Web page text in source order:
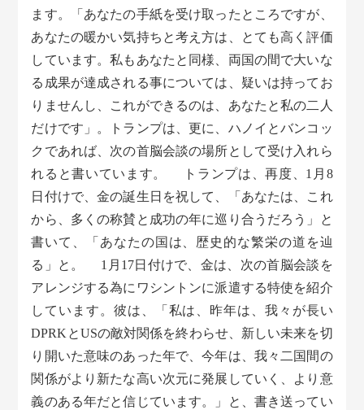
ます。「あなたの手紙を受け取ったところですが、
あなたの暖かい気持ちと考え方は、とても高く評価
しています。私もあなたと同様、両国の間で大いな
る成果が達成される事については、疑いは持ってお
りませんし、これができるのは、あなたと私の二人
だけです」。トランプは、更に、ハノイとバンコッ
クであれば、次の首脳会談の場所として受け入れら
れると書いています。 トランプは、再度、1月8
日付けで、金の誕生日を祝して、「あなたは、これ
から、多くの称賛と成功の年に巡り合うだろう」と
書いて、「あなたの国は、歴史的な繁栄の道を辿
る」と。 1月17日付けで、金は、次の首脳会談を
アレンジする為にワシントンに派遣する特使を紹介
しています。彼は、「私は、昨年は、我々が長い
DPRKとUSの敵対関係を終わらせ、新しい未来を切
り開いた意味のあった年で、今年は、我々二国間の
関係がより新たな高い次元に発展していく、より意
義のある年だと信じています。」と、書き送ってい